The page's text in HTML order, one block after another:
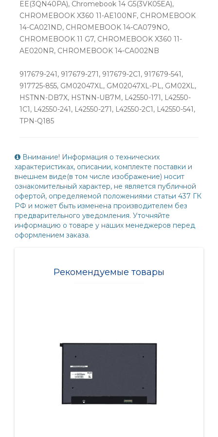
EE(3QN40PA), Chromebook 14 G5(3VK05EA),
CHROMEBOOK X360 11-AE100NF, CHROMEBOOK
14-CA021ND, CHROMEBOOK 14-CA079NO,
CHROMEBOOK 11 G7, CHROMEBOOK X360 11-
AE020NR, CHROMEBOOK 14-CA002NB
917679-241, 917679-271, 917679-2C1, 917679-541,
917725-855, GM02047XL, GM02047XL-PL, GM02XL,
HSTNN-DB7X, HSTNN-UB7M, L42550-171, L42550-
1C1, L42550-241, L42550-271, L42550-2C1, L42550-541,
TPN-Q185
Внимание! Информация о технических
характеристиках, описании, комплекте поставки и
внешнем виде(в том числе изображение) носит
ознакомительный характер, не является публичной
офертой, определяемой положениями статьи 437 ГК
РФ и может быть изменена производителем без
предварительного уведомления. Уточняйте
информацию о товаре у наших менеджеров перед
оформлением заказа.
Рекомендуемые товары